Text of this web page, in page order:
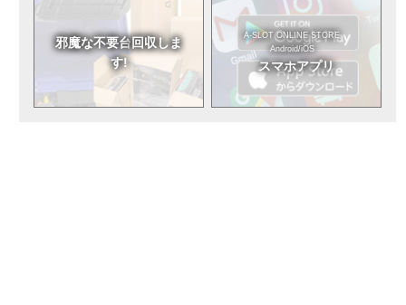
邪魔な不要台回収しま
す!
A-SLOT ONLINE STORE
Android/iOS
スマホアプリ